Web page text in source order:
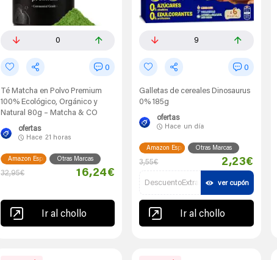
0
0
Té Matcha en Polvo Premium
100% Ecológico, Orgánico y
Natural 80g – Matcha & CO
ofertas
Hace 21 horas
Amazon España Otras Marcas
32,95€ 16,24€
Ir al chollo
9
0
Galletas de cereales Dinosaurus
0% 185g
ofertas
Hace un día
Amazon España Otras Marcas
3,55€ 2,23€
DescuentoExtra ver cupón
Ir al chollo